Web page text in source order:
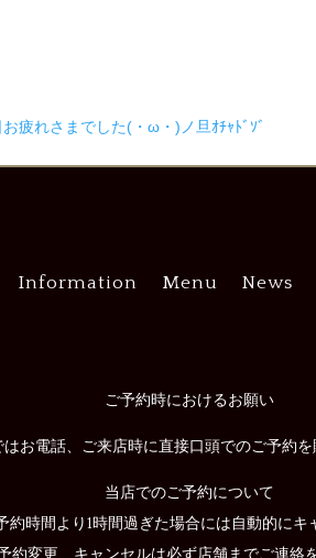
疲れさまでした(・ω・)ノ旦ｵﾁｬﾄﾞｿﾞ
Information Menu News
ご予約時におけるお願い
はお電話、ご来店時に直接口頭でのご予約を
当店でのご予約について
時間より1時間過ぎた場合には自動的にキ